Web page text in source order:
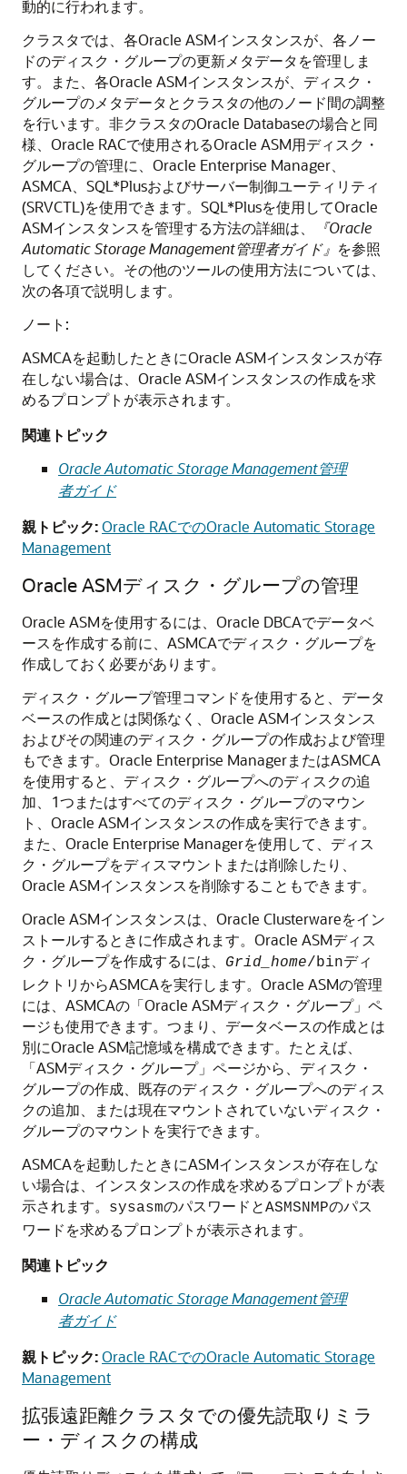
動的に行われます。
クラスタでは、各Oracle ASMインスタンスが、各ノー
ドのディスク・グループの更新メタデータを管理しま
す。また、各Oracle ASMインスタンスが、ディスク・
グループのメタデータとクラスタの他のノード間の調整
を行います。非クラスタのOracle Databaseの場合と同
様、Oracle RACで使用されるOracle ASM用ディスク・
グループの管理に、Oracle Enterprise Manager、
ASMCA、SQL*Plusおよびサーバー制御ユーティリティ
(SRVCTL)を使用できます。SQL*Plusを使用してOracle
ASMインスタンスを管理する方法の詳細は、
『Oracle
Automatic Storage Management管理者ガイド』 を参照
してください。その他のツールの使用方法については、
次の各項で説明します。
ノート:
ASMCAを起動したときにOracle ASMインスタンスが存
在しない場合は、Oracle ASMインスタンスの作成を求
めるプロンプトが表示されます。
関連トピック
Oracle Automatic Storage Management管理
者ガイド
親トピック:Oracle RACでのOracle Automatic Storage
Management
Oracle ASMディスク・グループの管理
Oracle ASMを使用するには、Oracle DBCAでデータベ
ースを作成する前に、ASMCAでディスク・グループを
作成しておく必要があります。
ディスク・グループ管理コマンドを使用すると、データ
ベースの作成とは関係なく、Oracle ASMインスタンス
およびその関連のディスク・グループの作成および管理
もできます。Oracle Enterprise ManagerまたはASMCA
を使用すると、ディスク・グループへのディスクの追
加、1つまたはすべてのディスク・グループのマウン
ト、Oracle ASMインスタンスの作成を実行できます。
また、Oracle Enterprise Managerを使用して、ディス
ク・グループをディスマウントまたは削除したり、
Oracle ASMインスタンスを削除することもできます。
Oracle ASMインスタンスは、Oracle Clusterwareをイン
ストールするときに作成されます。Oracle ASMディス
ク・グループを作成するには、
Grid_home/binディ
レクトリからASMCAを実行します。Oracle ASMの管理
には、ASMCAの「Oracle ASMディスク・グループ」ペ
ージも使用できます。つまり、データベースの作成とは
別にOracle ASM記憶域を構成できます。たとえば、
「ASMディスク・グループ」ページから、ディスク・
グループの作成、既存のディスク・グループへのディス
クの追加、または現在マウントされていないディスク・
グループのマウントを実行できます。
ASMCAを起動したときにASMインスタンスが存在しな
い場合は、インスタンスの作成を求めるプロンプトが表
示されます。
sysasmのパスワードとASMSNMPのパス
ワードを求めるプロンプトが表示されます。
関連トピック
Oracle Automatic Storage Management管理
者ガイド
親トピック:Oracle RACでのOracle Automatic Storage
Management
拡張遠距離クラスタでの優先読取りミラ
ー・ディスクの構成